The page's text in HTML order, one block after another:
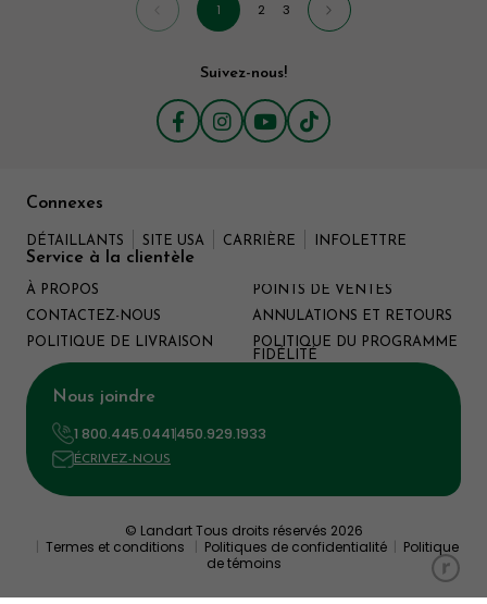
1 2 3
Suivez-nous!
Connexes
DÉTAILLANTS SITE USA CARRIÈRE INFOLETTRE
Service à la clientèle
À PROPOS
CONTACTEZ-NOUS
POLITIQUE DE LIVRAISON
POINTS DE VENTES
ANNULATIONS ET RETOURS
POLITIQUE DU PROGRAMME
FIDÉLITÉ
Nous joindre
1 800.445.0441450.929.1933
ÉCRIVEZ-NOUS
© Landart Tous droits réservés 2026
Termes et conditions Politiques de confidentialité
Politique
de témoins